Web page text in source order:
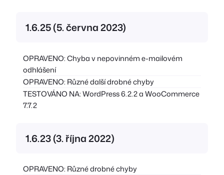
1.6.25 (5. června 2023)
OPRAVENO: Chyba v nepovinném e-mailovém
odhlášení
OPRAVENO: Různé další drobné chyby
TESTOVÁNO NA: WordPress 6.2.2 a WooCommerce
7.7.2
1.6.23 (3. října 2022)
OPRAVENO: Různé drobné chyby